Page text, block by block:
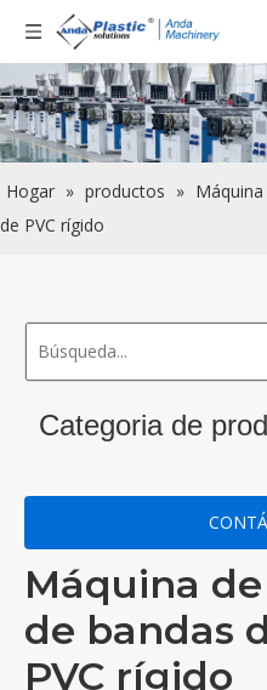
Hogar » productos »
de PVC rígido
Categoria de
Máquina
de bandas
PVC rígido